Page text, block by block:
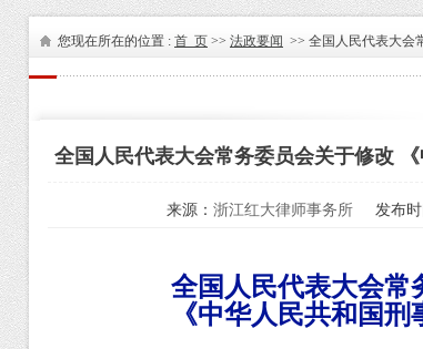
您现在所在的位置 : 首 页 >> 法政要闻 >> 全国人民代表大会
全国人民代表大会常务委员会关于修改
来源： 浙江红大律师事务所发布时
全国人民代表大会常
《中华人民共和国